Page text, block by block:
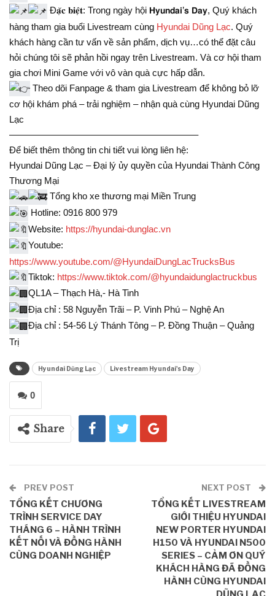
Đ𝐚̣̆𝐜 𝐛𝐢𝐞̣̂𝐭: Trong ngày hội 𝗛𝘆𝘂𝗻𝗱𝗮𝗶’𝘀 𝗗𝗮𝘆, Quý khách
hàng tham gia buổi Livestream cùng Hyundai Dũng Lạc. Quý
khách hàng cần tư vấn về sản phẩm, dịch vụ…có thể đặt câu
hỏi chúng tôi sẽ phản hồi ngay trên Livestream. Và cơ hội tham
gia chơi Mini Game với vô vàn quà cực hấp dẫn.
Theo dõi Fanpage & tham gia Livestream để không bỏ lỡ
cơ hội khám phá – trải nghiệm – nhận quà cùng Hyundai Dũng
Lạc
————————————————————–
Để biết thêm thông tin chi tiết vui lòng liên hệ:
Hyundai Dũng Lạc – Đại lý ủy quyền của Hyundai Thành Công
Thương Mại
Tổng kho xe thương mại Miền Trung
Hotline: 0916 800 979
Website: https://hyundai-dunglac.vn
Youtube:
https://www.youtube.com/@HyundaiDungLacTrucksBus
Tiktok: https://www.tiktok.com/@hyundaidunglactruckbus
QL1A – Thạch Hà,- Hà Tinh
Địa chỉ : 58 Nguyễn Trãi – P. Vinh Phú – Nghệ An
Địa chỉ : 54-56 Lý Thánh Tông – P. Đồng Thuận – Quảng
Trị
Hyundai Dũng Lạc Livestream Hyundai's Day
0
Share
PREV POST
TỔNG KẾT CHƯƠNG
TRÌNH SERVICE DAY
THÁNG 6 – HÀNH TRÌNH
KẾT NỐI VÀ ĐỒNG HÀNH
CÙNG DOANH NGHIỆP
NEXT POST
TỔNG KẾT LIVESTREAM
GIỚI THIỆU HYUNDAI
NEW PORTER HYUNDAI
H150 VÀ HYUNDAI N500
SERIES – CẢM ƠN QUÝ
KHÁCH HÀNG ĐÃ ĐỒNG
HÀNH CÙNG HYUNDAI